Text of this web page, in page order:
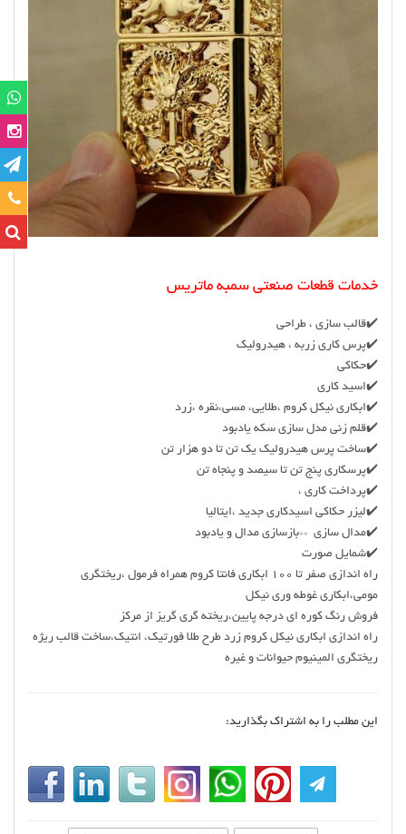
خدمات قطعات صنعتی سمبه ماتریس
✔️قالب سازی ، طراحی
✔️پرس کاری زربه ، هیدرولیک
✔️حکاکی
✔️اسید کاری
✔️ابکاری نیکل کروم ،طلایی، مسی،نقره ،زرد
✔️قلم زنی مدل سازی سکه یادبود
✔️ساخت پرس هیدرولیک یک تن تا دو هزار تن
✔️پرسکاری پنج تن تا سیصد و پنجاه تن
✔️پرداخت کاری ،
✔️لیزر حکاکی اسیدکاری جدید ،ایتالیا
✔️مدال سازی **بازسازی مدال و یادبود
✔️شمایل صورت
راه اندازی صفر تا ۱۰۰ ابکاری فانتا کروم همراه فرمول ،ریختگری
مومی،ابکاری غوطه وری نیکل
فروش رنگ کوره ای درجه پایین،ریخته گری گریز از مرکز
راه اندازی ابکاری نیکل کروم زرد طرح طلا فورتیک، انتیک،ساخت قالب ریژه
ریختگری المینیوم حیوانات و غیره
این مطلب را به اشتراک بگذارید: